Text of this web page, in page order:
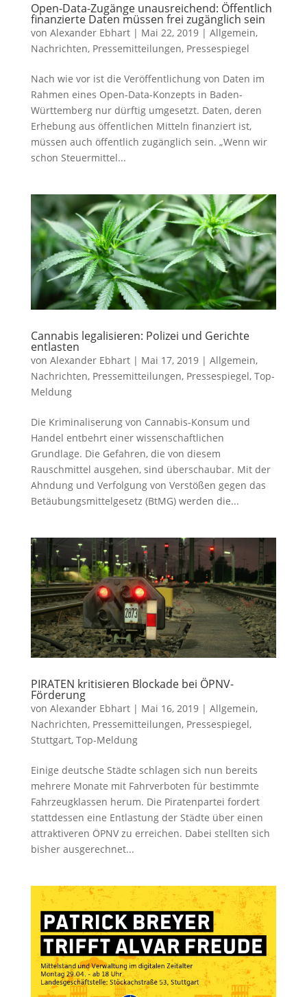
Open-Data-Zugänge unausreichend: Öffentlich
finanzierte Daten müssen frei zugänglich sein
von Alexander Ebhart| Mai 22, 2019| Allgemein,
Nachrichten, Pressemitteilungen, Pressespiegel
Nach wie vor ist die Veröffentlichung von Daten im
Rahmen eines Open-Data-Konzepts in Baden-
Württemberg nur dürftig umgesetzt. Daten, deren
Erhebung aus öffentlichen Mitteln finanziert ist,
müssen auch öffentlich zugänglich sein. „Wenn wir
schon Steuermittel...
Cannabis legalisieren: Polizei und Gerichte
entlasten
von Alexander Ebhart| Mai 17, 2019| Allgemein,
Nachrichten, Pressemitteilungen, Pressespiegel, Top-
Meldung
Die Kriminaliserung von Cannabis-Konsum und
Handel entbehrt einer wissenschaftlichen
Grundlage. Die Gefahren, die von diesem
Rauschmittel ausgehen, sind überschaubar. Mit der
Ahndung und Verfolgung von Verstößen gegen das
Betäubungsmittelgesetz (BtMG) werden die...
PIRATEN kritisieren Blockade bei ÖPNV-
Förderung
von Alexander Ebhart| Mai 16, 2019| Allgemein,
Nachrichten, Pressemitteilungen, Pressespiegel,
Stuttgart, Top-Meldung
Einige deutsche Städte schlagen sich nun bereits
mehrere Monate mit Fahrverboten für bestimmte
Fahrzeugklassen herum. Die Piratenpartei fordert
stattdessen eine Entlastung der Städte über einen
attraktiveren ÖPNV zu erreichen. Dabei stellten sich
bisher ausgerechnet...